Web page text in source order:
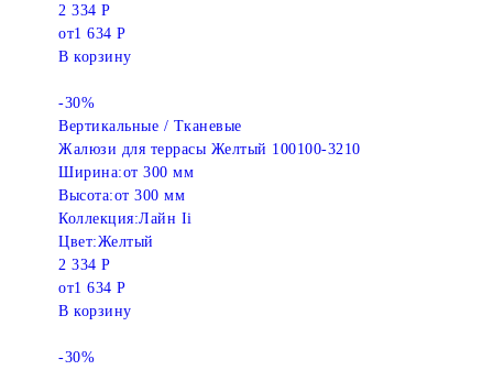
2 334 Р
от1 634 Р
В корзину
-30%
Вертикальные / Тканевые
Жалюзи для террасы Желтый 100100-3210
Ширина:от 300 мм
Высота:от 300 мм
Коллекция:Лайн Ii
Цвет:Желтый
2 334 Р
от1 634 Р
В корзину
-30%